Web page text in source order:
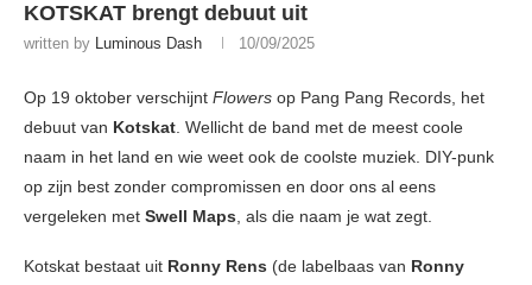
KOTSKAT brengt debuut uit
written by Luminous Dash 10/09/2025
Op 19 oktober verschijnt Flowers op Pang Pang Records, het
debuut van Kotskat. Wellicht de band met de meest coole
naam in het land en wie weet ook de coolste muziek. DIY-punk
op zijn best zonder compromissen en door ons al eens
vergeleken met Swell Maps, als die naam je wat zegt.
Kotskat bestaat uit Ronny Rens (de labelbaas van Ronny